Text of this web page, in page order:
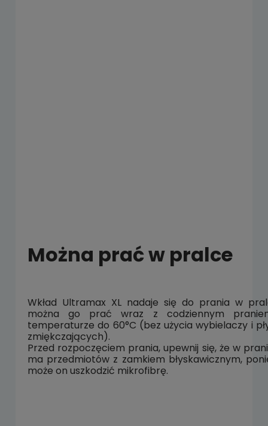
Można prać w pralce
Wkład Ultramax XL nadaje się do prania w
można go prać wraz z codziennym
temperaturze do 60°C (bez użycia wybielaczy i
zmiękczających).
Przed rozpoczęciem prania, upewnij się, że w
ma przedmiotów z zamkiem błyskawicznym,
może on uszkodzić mikrofibrę.